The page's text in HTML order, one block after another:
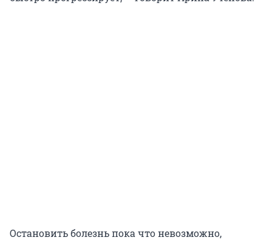
Остановить болезнь пока что невозможно,